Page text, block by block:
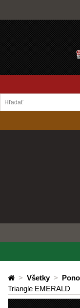
> Všetky >
Triangle EMERALD